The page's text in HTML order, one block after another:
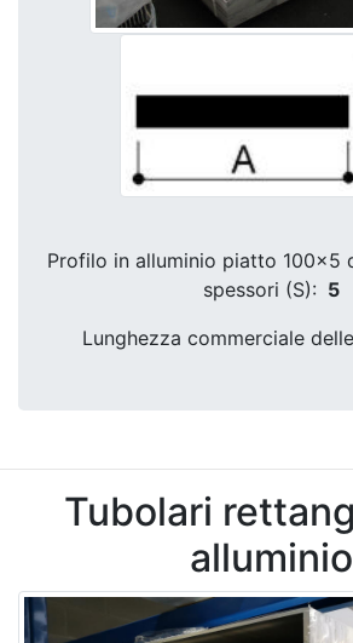
Profilo in alluminio piatto 100x5
spessori (S): 5
Lunghezza commerciale
Tubolari
alluminio